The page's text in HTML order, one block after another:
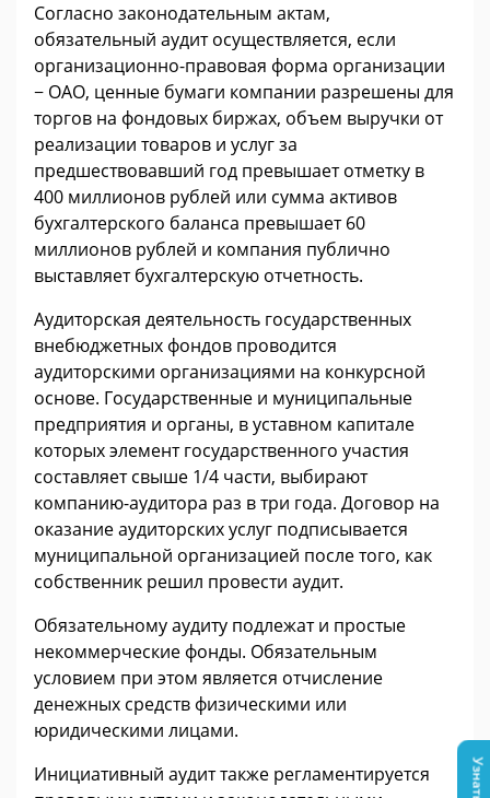
Согласно законодательным актам,
обязательный аудит осуществляется, если
организационно-правовая форма организации
− ОАО, ценные бумаги компании разрешены для
торгов на фондовых биржах, объем выручки от
реализации товаров и услуг за
предшествовавший год превышает отметку в
400 миллионов рублей или сумма активов
бухгалтерского баланса превышает 60
миллионов рублей и компания публично
выставляет бухгалтерскую отчетность.
Аудиторская деятельность государственных
внебюджетных фондов проводится
аудиторскими организациями на конкурсной
основе. Государственные и муниципальные
предприятия и органы, в уставном капитале
которых элемент государственного участия
составляет свыше 1/4 части, выбирают
компанию-аудитора раз в три года. Договор на
оказание аудиторских услуг подписывается
муниципальной организацией после того, как
собственник решил провести аудит.
Обязательному аудиту подлежат и простые
некоммерческие фонды. Обязательным
условием при этом является отчисление
денежных средств физическими или
юридическими лицами.
Инициативный аудит также регламентируется